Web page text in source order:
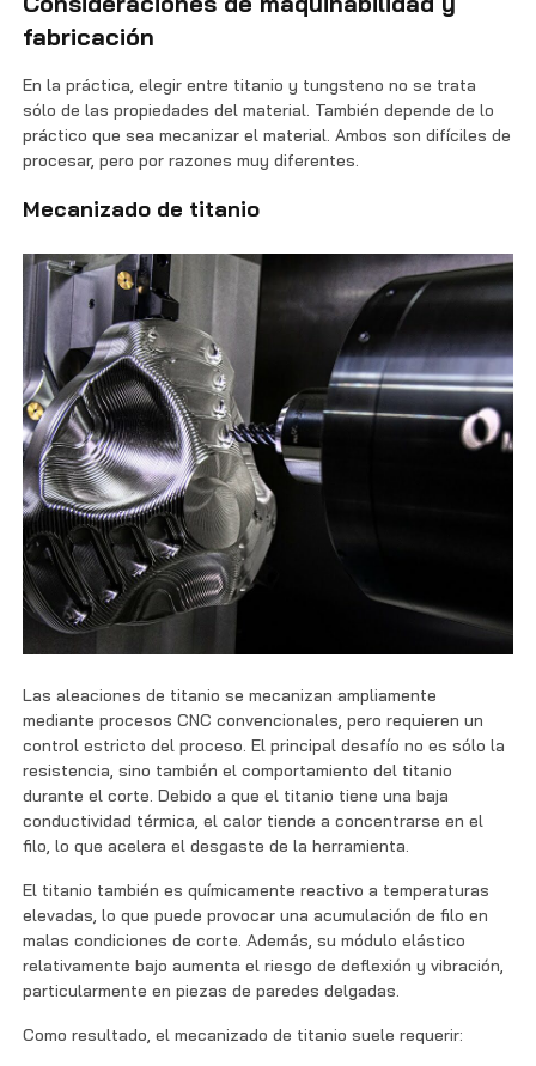
fabricación
En la práctica, elegir entre titanio y tungsteno no se trata
sólo de las propiedades del material. También depende de lo
práctico que sea mecanizar el material. Ambos son difíciles de
procesar, pero por razones muy diferentes.
Mecanizado de titanio
Las aleaciones de titanio se mecanizan ampliamente
mediante procesos CNC convencionales, pero requieren un
control estricto del proceso. El principal desafío no es sólo la
resistencia, sino también el comportamiento del titanio
durante el corte. Debido a que el titanio tiene una baja
conductividad térmica, el calor tiende a concentrarse en el
filo, lo que acelera el desgaste de la herramienta.
El titanio también es químicamente reactivo a temperaturas
elevadas, lo que puede provocar una acumulación de filo en
malas condiciones de corte. Además, su módulo elástico
relativamente bajo aumenta el riesgo de deflexión y vibración,
particularmente en piezas de paredes delgadas.
Como resultado, el mecanizado de titanio suele requerir: